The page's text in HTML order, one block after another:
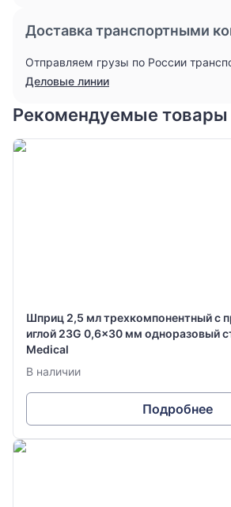
Доставка транспортными
Отправляем грузы по России
Деловые линии
Рекомендуемые товары
Шприц 2,5 мл трехкомпонентный с
иглой 23G 0,6x30 мм одноразовый
Medical
В наличии
Подробнее